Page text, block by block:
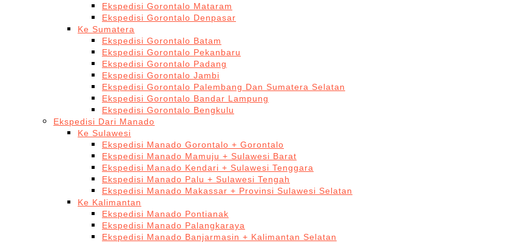
Ekspedisi Gorontalo Mataram
Ekspedisi Gorontalo Denpasar
Ke Sumatera
Ekspedisi Gorontalo Batam
Ekspedisi Gorontalo Pekanbaru
Ekspedisi Gorontalo Padang
Ekspedisi Gorontalo Jambi
Ekspedisi Gorontalo Palembang Dan Sumatera Selatan
Ekspedisi Gorontalo Bandar Lampung
Ekspedisi Gorontalo Bengkulu
Ekspedisi Dari Manado
Ke Sulawesi
Ekspedisi Manado Gorontalo + Gorontalo
Ekspedisi Manado Mamuju + Sulawesi Barat
Ekspedisi Manado Kendari + Sulawesi Tenggara
Ekspedisi Manado Palu + Sulawesi Tengah
Ekspedisi Manado Makassar + Provinsi Sulawesi Selatan
Ke Kalimantan
Ekspedisi Manado Pontianak
Ekspedisi Manado Palangkaraya
Ekspedisi Manado Banjarmasin + Kalimantan Selatan